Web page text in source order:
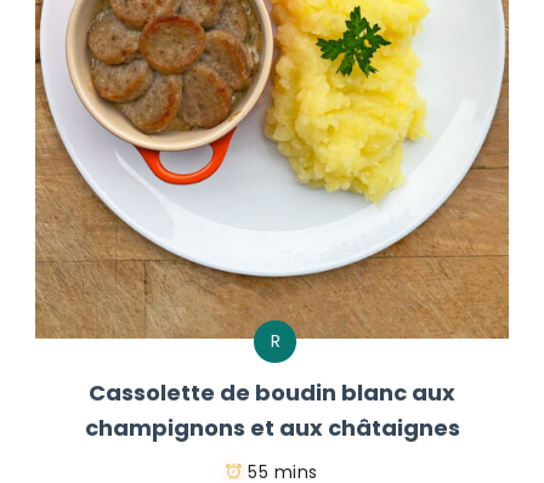
R
Cassolette de boudin blanc aux
champignons et aux châtaignes
55 mins